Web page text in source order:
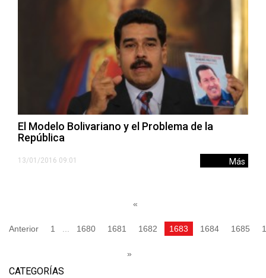
El Modelo Bolivariano y el Problema de la
República
13/01/2016 09:01 Más
«
Anterior 1 1680 1681 1682 1683 1684 1685
»
CATEGORÍAS